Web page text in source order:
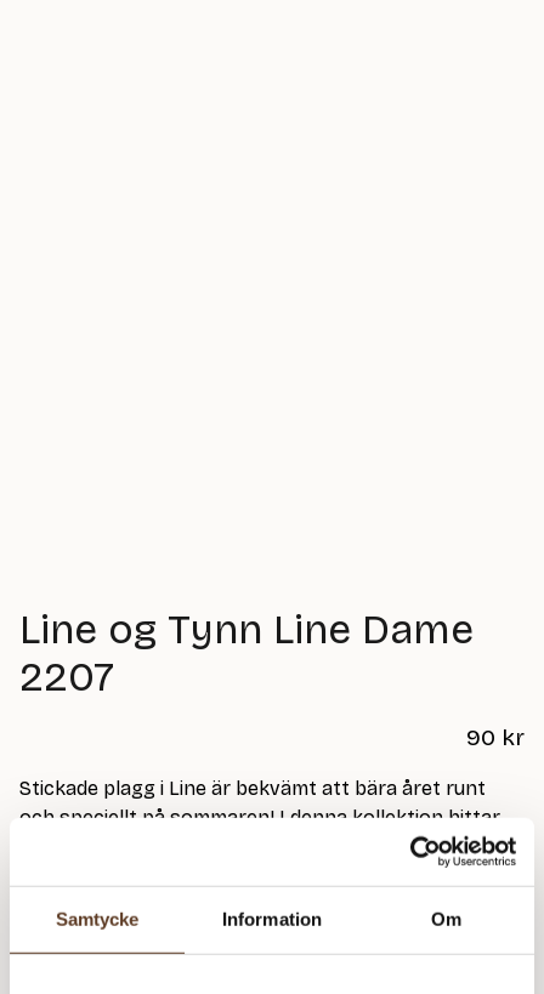
Samtycke Information Om
Line og Tynn Line Dame
2207
90 kr
Stickade plagg i Line är bekvämt att bära året runt
och speciellt på sommaren! I denna kollektion hittar
Trevlig sommarstickning!